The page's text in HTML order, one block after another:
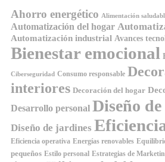
Ahorro energético Alimentación
Automatización del hogar
Automatización industrial Avances
Bienestar emocional
Ciberseguridad Consumo responsable
interiores Decoración del hogar
Desarrollo personal Diseño
Diseño de jardines
Eficiencia operativa Energías renovables
pequeños Estilo personal Estrategias de